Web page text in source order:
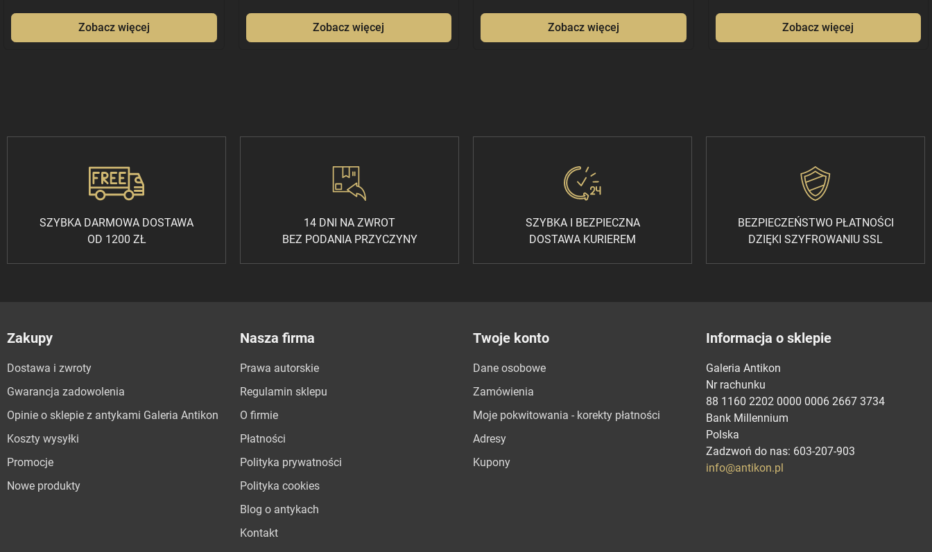
Zobacz więcej Zobacz więcej Zobacz więcej Zobacz więcej
SZYBKA DARMOWA DOSTAWA
OD 1200 ZŁ
14 DNI NA ZWROT
BEZ PODANIA PRZYCZYNY
SZYBKA I BEZPIECZNA
DOSTAWA KURIEREM
BEZPIECZEŃSTWO PŁATNOŚCI
DZIĘKI SZYFROWANIU SSL
Zakupy
Dostawa i zwroty
Gwarancja zadowolenia
Opinie o sklepie z antykami Galeria Antikon
Koszty wysyłki
Promocje
Nowe produkty
Nasza firma
Prawa autorskie
Regulamin sklepu
O firmie
Płatności
Polityka prywatności
Polityka cookies
Blog o antykach
Kontakt
Twoje konto
Dane osobowe
Zamówienia
Moje pokwitowania - korekty płatności
Adresy
Kupony
Informacja o sklepie
Galeria Antikon
Nr rachunku
88 1160 2202 0000 0006 2667 3734
Bank Millennium
Polska
Zadzwoń do nas: 603-207-903
info@antikon.pl